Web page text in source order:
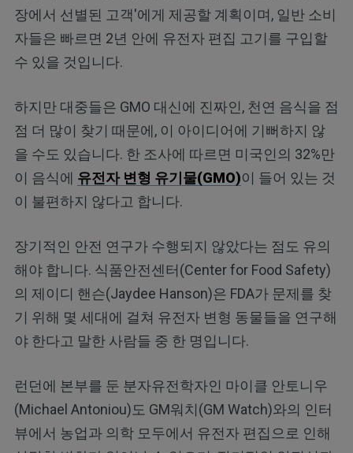
장에서 선별된 고객'에게 제공할 계획이며, 일반 소비
자들은 빠르면 2년 안에 유전자 편집 고기를 구입할
수 있을 것입니다.
하지만 대중들은 GMO 대신에 진짜인, 천연 음식을 점
점 더 많이 찾기 때문에, 이 아이디어에 기뻐하지 않
을 수도 있습니다. 한 조사에 따르면 미국인의 32%만
이 음식에 유전자 변형 유기물(GMO)이 들어 있는 것
이 불편하지 않다고 합니다.
장기적인 안전 연구가 수행되지 않았다는 점도 유의
해야 합니다. 식품안전센터(Center for Food Safety)
의 제이디 핸슨(Jaydee Hanson)은 FDA가 문제를 찾
기 위해 몇 세대에 걸쳐 유전자 변형 동물들을 연구해
야 한다고 말한 사람들 중 한 명입니다.
런던에 본부를 둔 분자유전학자인 마이클 안토니우
(Michael Antoniou)도 GM워치(GM Watch)와의 인터
뷰에서 농업과 의학 모두에서 유전자 편집으로 인해